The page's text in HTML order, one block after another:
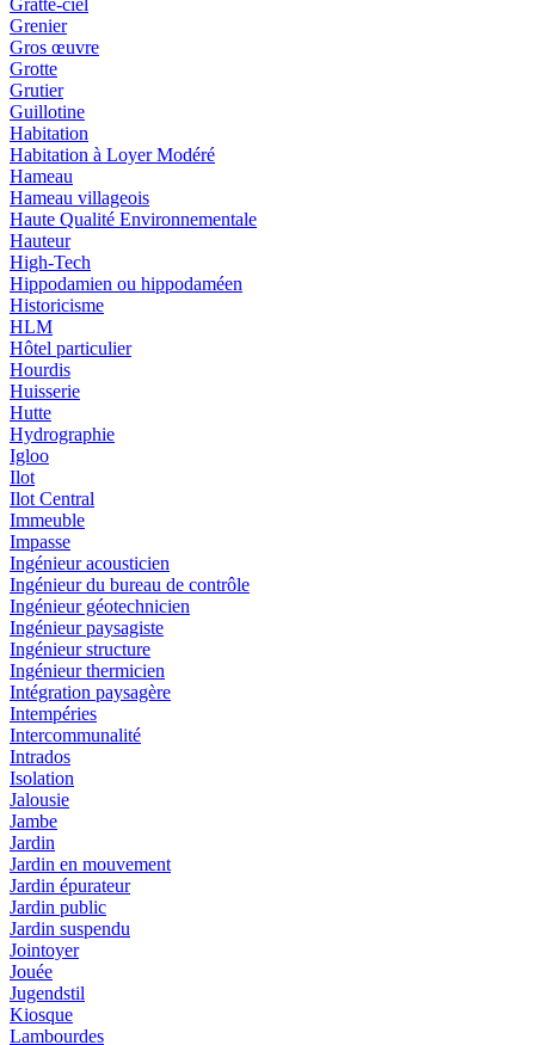
Gratte-ciel
Grenier
Gros œuvre
Grotte
Grutier
Guillotine
Habitation
Habitation à Loyer Modéré
Hameau
Hameau villageois
Haute Qualité Environnementale
Hauteur
High-Tech
Hippodamien ou hippodaméen
Historicisme
HLM
Hôtel particulier
Hourdis
Huisserie
Hutte
Hydrographie
Igloo
Ilot
Ilot Central
Immeuble
Impasse
Ingénieur acousticien
Ingénieur du bureau de contrôle
Ingénieur géotechnicien
Ingénieur paysagiste
Ingénieur structure
Ingénieur thermicien
Intégration paysagère
Intempéries
Intercommunalité
Intrados
Isolation
Jalousie
Jambe
Jardin
Jardin en mouvement
Jardin épurateur
Jardin public
Jardin suspendu
Jointoyer
Jouée
Jugendstil
Kiosque
Lambourdes